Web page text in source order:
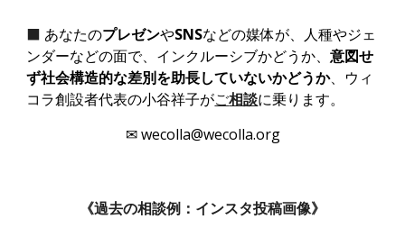
⬛ あなたのプレゼンやSNSなどの媒体が、人種やジェ
ンダーなどの面で、インクルーシブかどうか、意図せ
ず社会構造的な差別を助長していないかどうか、ウィ
コラ創設者代表の小谷祥子がご相談に乗ります。
✉ wecolla@wecolla.org
《過去の相談例：インスタ投稿画像》